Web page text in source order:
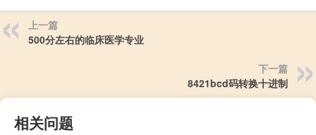
上一篇
500分左右的临床医学专业
下一篇
8421bcd码转换十进制
相关问题